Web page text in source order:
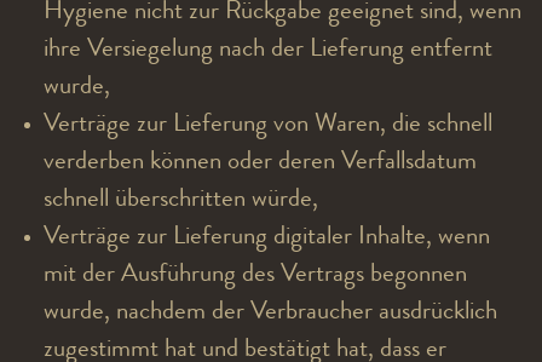
Hygiene nicht zur Rückgabe geeignet sind, wenn
ihre Versiegelung nach der Lieferung entfernt
wurde,
Verträge zur Lieferung von Waren, die schnell
verderben können oder deren Verfallsdatum
schnell überschritten würde,
Verträge zur Lieferung digitaler Inhalte, wenn
mit der Ausführung des Vertrags begonnen
wurde, nachdem der Verbraucher ausdrücklich
zugestimmt hat und bestätigt hat, dass er